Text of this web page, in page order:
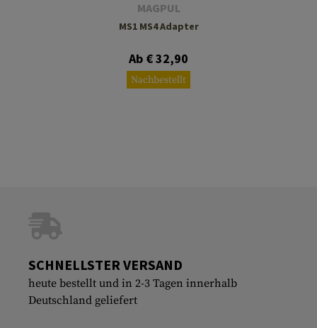
MAGPUL
MS1 MS4 Adapter
Ab € 32,90
Nachbestellt
SCHNELLSTER VERSAND
heute bestellt und in 2-3 Tagen innerhalb
Deutschland geliefert